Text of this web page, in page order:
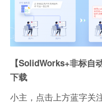
【SolidWorks+非标自
下载
小主，点击上方蓝字关